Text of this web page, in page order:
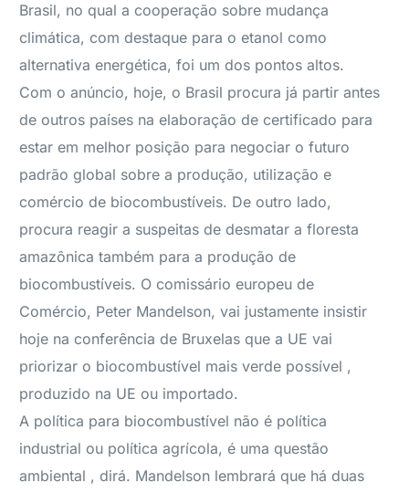
Brasil, no qual a cooperação sobre mudança
climática, com destaque para o etanol como
alternativa energética, foi um dos pontos altos.
Com o anúncio, hoje, o Brasil procura já partir antes
de outros países na elaboração de certificado para
estar em melhor posição para negociar o futuro
padrão global sobre a produção, utilização e
comércio de biocombustíveis. De outro lado,
procura reagir a suspeitas de desmatar a floresta
amazônica também para a produção de
biocombustíveis. O comissário europeu de
Comércio, Peter Mandelson, vai justamente insistir
hoje na conferência de Bruxelas que a UE vai
priorizar o biocombustível mais verde possível ,
produzido na UE ou importado.
A política para biocombustível não é política
industrial ou política agrícola, é uma questão
ambiental , dirá. Mandelson lembrará que há duas